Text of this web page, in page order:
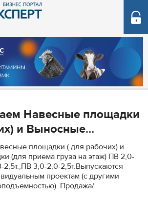
Навесные площадки
и Выносные...
площадки ( для рабочих) и
(для приема груза на этаж) ПВ 2,0-
3,0-2,0-2,5т.Выпускаются
проектам (с другими
Продажа/